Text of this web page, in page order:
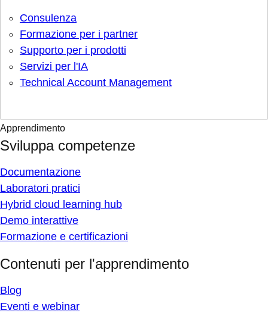
Consulenza
Formazione per i partner
Supporto per i prodotti
Servizi per l'IA
Technical Account Management
Apprendimento
Sviluppa competenze
Documentazione
Laboratori pratici
Hybrid cloud learning hub
Demo interattive
Formazione e certificazioni
Contenuti per l'apprendimento
Blog
Eventi e webinar